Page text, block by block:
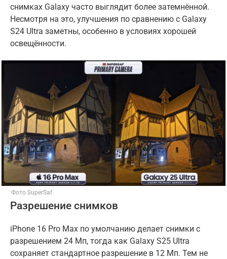
снимках Galaxy часто выглядит более затемнённой.
Несмотря на это, улучшения по сравнению с Galaxy
S24 Ultra заметны, особенно в условиях хорошей
освещённости.
Фото SuperSaf
Разрешение снимков
iPhone 16 Pro Max по умолчанию делает снимки с
разрешением 24 Мп, тогда как Galaxy S25 Ultra
сохраняет стандартное разрешение в 12 Мп. Тем не